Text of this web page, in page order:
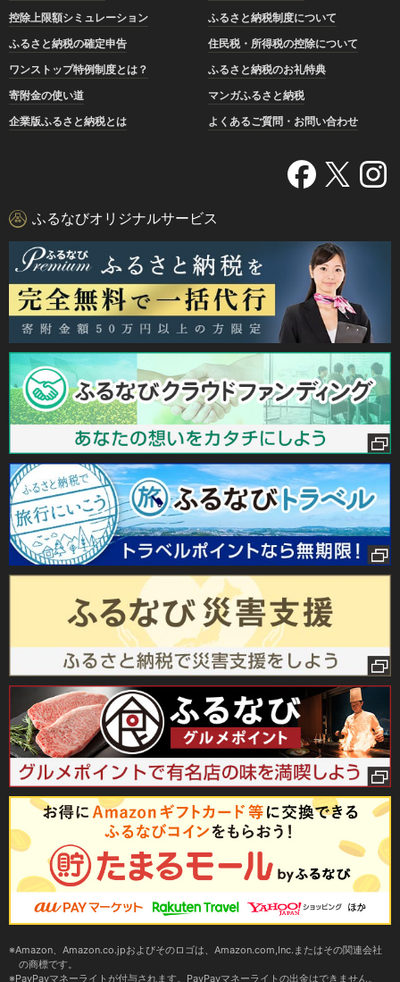
控除上限額シミュレーション
ふるさと納税制度について
ふるさと納税の確定申告
住民税・所得税の控除について
ワンストップ特例制度とは？
ふるさと納税のお礼特典
寄附金の使い道
マンガふるさと納税
企業版ふるさと納税とは
よくあるご質問・お問い合わせ
ふるなびオリジナルサービス
Amazon、Amazon.co.jpおよびそのロゴは、Amazon.com,Inc.またはその関連会社
の商標です。
PayPayマネーライトが付与されます。PayPayマネーライトの出金はできません。